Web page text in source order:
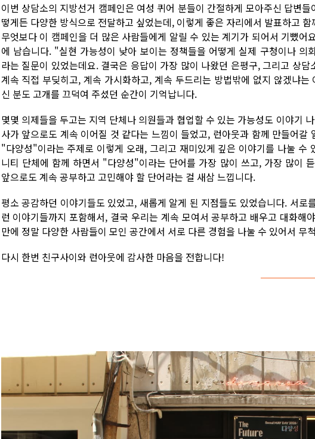
이번 상담소의 지방선거 캠페인은 여성 퀴어 분들이 간절하게 모아주신 답변
떻게든 다양한 방식으로 전달하고 싶었는데, 이렇게 좋은 자리에서 발표하고
무엇보다 이 캠페인을 더 많은 사람들에게 알릴 수 있는 계기가 되어서 기뻤어
에 남습니다. "실현 가능성이 낮아 보이는 정책들을 어떻게 실제 구청이나 의
라는 질문이 있었는데요. 결국은 응답이 가장 많이 나왔던 은평구, 그리고 상
계속 직접 부딪히고, 계속 가시화하고, 계속 두드리는 방법밖에 없지 않겠냐
신 분도 고개를 끄덕여 주셨던 순간이 기억납니다.
몇몇 의제들을 두고는 지역 단체나 의원들과 협업할 수 있는 가능성도 이야기
사가 앞으로도 계속 이어질 것 같다는 느낌이 들었고, 런아웃과 함께 만들어갈
"다양성"이라는 주제로 이렇게 오래, 그리고 재미있게 깊은 이야기를 나눌 수
니티 단체에 함께 하면서 "다양성"이라는 단어를 가장 많이 쓰고, 가장 많이
앞으로도 계속 공부하고 고민해야 할 단어라는 걸 새삼 느낍니다.
평소 공감하던 이야기들도 있었고, 새롭게 알게 된 지점들도 있었습니다. 서로
런 이야기들까지 포함해서, 결국 우리는 계속 모여서 공부하고 배우고 대화해
만에 정말 다양한 사람들이 모인 공간에서 서로 다른 경험을 나눌 수 있어서 무
다시 한번 친구사이와 런아웃에 감사한 마음을 전합니다!